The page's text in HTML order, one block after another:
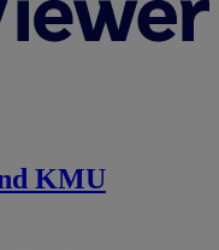
KMU